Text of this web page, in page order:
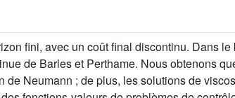
fini, avec un coût final discontinu. Dans le
de Barles et Perthame. Nous obtenons
Neumann ; de plus, les solutions de